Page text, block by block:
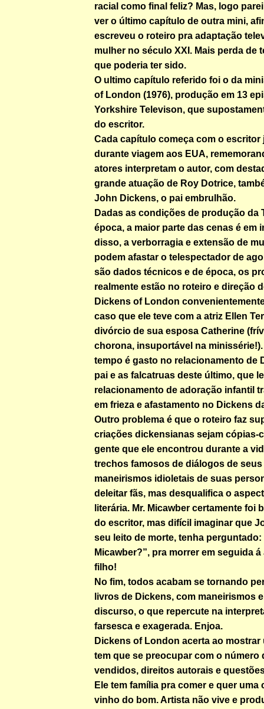
racial como final feliz? Mas, logo
ver o último capítulo de outra mini,
escreveu o roteiro pra adaptação
mulher no século XXI. Mais perda de
que poderia ter sido.
O ultimo capítulo referido foi o da
of London (1976), produção em 13
Yorkshire Televison, que
do escritor.
Cada capítulo começa com o escritor
durante viagem aos EUA,
atores interpretam o autor, com
grande atuação de Roy Dotrice,
John Dickens, o pai embrulhão.
Dadas as condições de produção da
época, a maior parte das cenas é em
disso, a verborragia e extensão de
podem afastar o telespectador de
são dados técnicos e de época, os
realmente estão no roteiro e direção
Dickens of London
caso que ele teve com a atriz Ellen
divórcio de sua esposa Catherine
chorona, insuportável na
tempo é gasto no relacionamento de
pai e as falcatruas deste último, que
relacionamento de adoração infantil
em frieza e afastamento no Dickens
Outro problema é que o roteiro faz
criações dickensianas sejam cópias-
gente que ele encontrou durante a
trechos famosos de diálogos de
maneirismos idioletais de suas
deleitar fãs, mas desqualifica o
literária. Mr. Micawber certamente foi
do escritor, mas difícil imaginar que
seu leito de morte, tenha perguntado:
Micawber?”, pra morrer em seguida
filho!
No fim, todos acabam se tornando
livros de Dickens, com maneirismos
discurso, o que repercute na
farsesca e exagerada. Enjoa.
Dickens of London acerta ao mostrar
tem que se preocupar com o número
vendidos, direitos autorais e
Ele tem família pra comer e quer uma
vinho do bom. Artista não vive e